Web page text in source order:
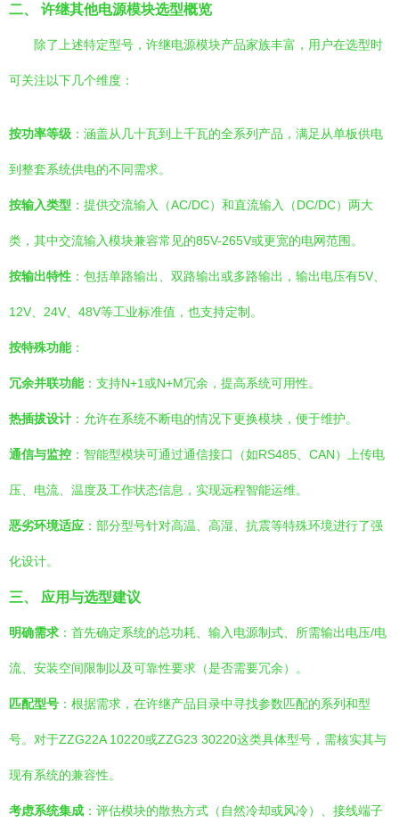
二、 许继其他电源模块选型概览
除了上述特定型号，许继电源模块产品家族丰富，用户在选型时
可关注以下几个维度：
按功率等级 ：涵盖从几十瓦到上千瓦的全系列产品，满足从单板供电
到整套系统供电的不同需求。
按输入类型 ：提供交流输入（AC/DC）和直流输入（DC/DC）两大
类，其中交流输入模块兼容常见的85V-265V或更宽的电网范围。
按输出特性 ：包括单路输出、双路输出或多路输出，输出电压有5V、
12V、24V、48V等工业标准值，也支持定制。
按特殊功能：
冗余并联功能：支持N+1或N+M冗余，提高系统可用性。
热插拔设计 ：允许在系统不断电的情况下更换模块，便于维护。
通信与监控 ：智能型模块可通过通信接口（如RS485、CAN）上传电
压、电流、温度及工作状态信息，实现远程智能运维。
恶劣环境适应 ：部分型号针对高温、高湿、抗震等特殊环境进行了强
化设计。
三、 应用与选型建议
明确需求 ：首先确定系统的总功耗、输入电源制式、所需输出电压/电
流、安装空间限制以及可靠性要求（是否需要冗余）。
匹配型号 ：根据需求，在许继产品目录中寻找参数匹配的系列和型
号。对于ZZG22A 10220或ZZG23 30220这类具体型号，需核实其与
现有系统的兼容性。
考虑系统集成 ：评估模块的散热方式（自然冷却或风冷）、接线端子